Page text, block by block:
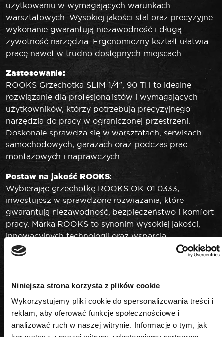
Niniejsza strona korzysta z plików cookie
Wykorzystujemy pliki cookie do spersonalizowania treści i
reklam, aby oferować funkcje społecznościowe i
analizować ruch w naszej witrynie. Informacje o tym, jak
użytkowaniu w wymagających warunkach
warsztatowych. Wysokiej jakości stal oraz precyzyjne
wykonanie gwarantują niezawodność i długą
żywotność narzędzia. Ergonomiczny kształt ułatwia
pracę nawet w trudno dostępnych miejscach.
Zastosowanie:
ROOKS Grzechotka SLIM 1/4″, 90 TH to idealne
rozwiązanie dla profesjonalistów i wymagających
użytkowników, którzy potrzebują precyzyjnego
narzędzia do pracy w ograniczonej przestrzeni.
Doskonale sprawdza się w warsztatach, serwisach
samochodowych, garażach oraz podczas prac
montażowych i naprawczych.
Postaw na jakość ROOKS:
Wybierając grzechotkę ROOKS OK-01.0333,
inwestujesz w sprawdzone rozwiązania, które
gwarantują niezawodność, bezpieczeństwo i komfort
pracy. Marka ROOKS to synonim wysokiej jakości,
innowacyjnych technologii oraz wsparcia
technicznego dla najbardziej wymagających
użytkowników. Zaufaj doświadczeniu i wybierz